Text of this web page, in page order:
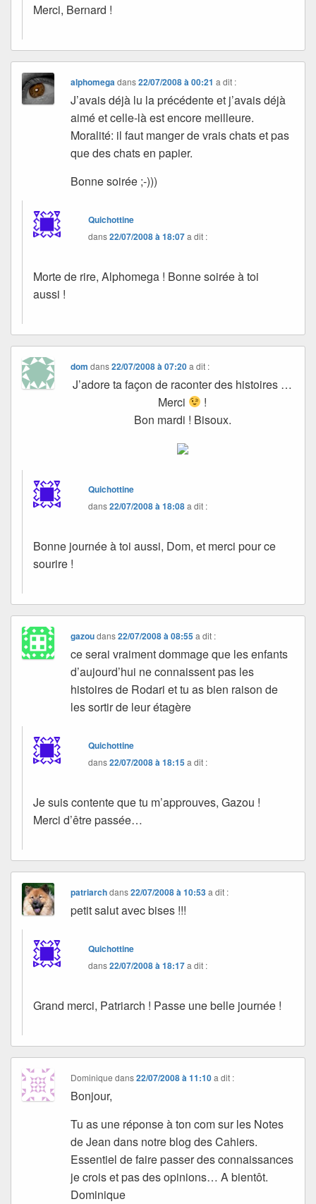
Merci, Bernard !
alphomegadans22/07/2008 à 00:21 a dit :
J’avais déjà lu la précédente et j’avais déjà
aimé et celle-là est encore meilleure.
Moralité: il faut manger de vrais chats et pas
que des chats en papier.
Bonne soirée ;-)))
Quichottine
dans22/07/2008 à 18:07a dit :
Morte de rire, Alphomega ! Bonne soirée à toi
aussi !
dom dans22/07/2008 à 07:20 a dit :
J’adore ta façon de raconter des histoires …
Merci
!
Bon mardi ! Bisoux.
Quichottine
dans22/07/2008 à 18:08a dit :
Bonne journée à toi aussi, Dom, et merci pour ce
sourire !
gazoudans22/07/2008 à 08:55 a dit :
ce serai vraiment dommage que les enfants
d’aujourd’hui ne connaissent pas les
histoires de Rodari et tu as bien raison de
les sortir de leur étagère
Quichottine
dans22/07/2008 à 18:15a dit :
Je suis contente que tu m’approuves, Gazou !
Merci d’être passée…
patriarchdans22/07/2008 à 10:53 a dit :
petit salut avec bises !!!
Quichottine
dans22/07/2008 à 18:17a dit :
Grand merci, Patriarch ! Passe une belle journée !
Dominique dans22/07/2008 à 11:10 a dit :
Bonjour,
Tu as une réponse à ton com sur les Notes
de Jean dans notre blog des Cahiers.
Essentiel de faire passer des connaissances
je crois et pas des opinions… A bientôt.
Dominique